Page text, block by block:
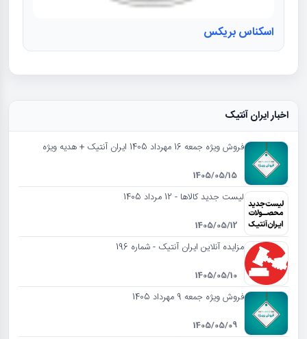
اسکناس بریکس
اخبار ایران آنتیک
فروش ویژه جمعه 16 مهرداد 1405 ایران آنتیک + هدیه ویژه
1405/05/15
لیست جدید کالاها - 12 مرداد 1405
1405/05/12
مزایده آنلاین ایران آنتیک - شماره 196
1405/05/10
فروش ویژه جمعه 9 مهرداد 1405
1405/05/09